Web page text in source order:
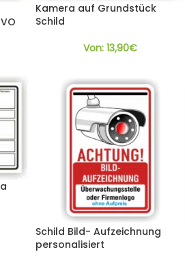
Kamera auf Grundstück
Schild
Von: 13,90€
Schild Bild- Aufzeichnung
personalisiert